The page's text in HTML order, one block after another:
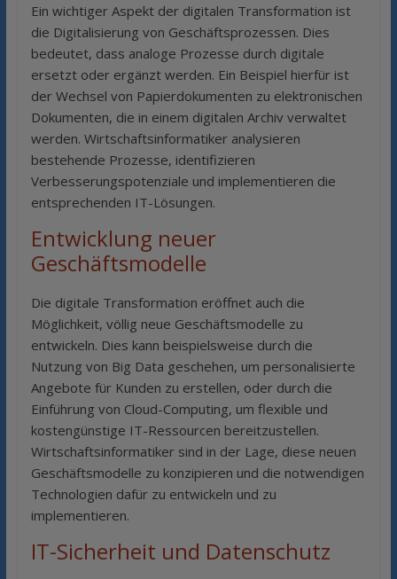
Ein wichtiger Aspekt der digitalen Transformation ist
die Digitalisierung von Geschäftsprozessen. Dies
bedeutet, dass analoge Prozesse durch digitale
ersetzt oder ergänzt werden. Ein Beispiel hierfür ist
der Wechsel von Papierdokumenten zu elektronischen
Dokumenten, die in einem digitalen Archiv verwaltet
werden. Wirtschaftsinformatiker analysieren
bestehende Prozesse, identifizieren
Verbesserungspotenziale und implementieren die
entsprechenden IT-Lösungen.
Entwicklung neuer
Geschäftsmodelle
Die digitale Transformation eröffnet auch die
Möglichkeit, völlig neue Geschäftsmodelle zu
entwickeln. Dies kann beispielsweise durch die
Nutzung von Big Data geschehen, um personalisierte
Angebote für Kunden zu erstellen, oder durch die
Einführung von Cloud-Computing, um flexible und
kostengünstige IT-Ressourcen bereitzustellen.
Wirtschaftsinformatiker sind in der Lage, diese neuen
Geschäftsmodelle zu konzipieren und die notwendigen
Technologien dafür zu entwickeln und zu
implementieren.
IT-Sicherheit und Datenschutz